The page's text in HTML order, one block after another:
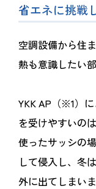
省エネに挑戦
空調設備から住
熱も意識したい部
YKK AP（※1）
を受けやすいの
使ったサッシの
して侵入し、冬
外に出てしまいま